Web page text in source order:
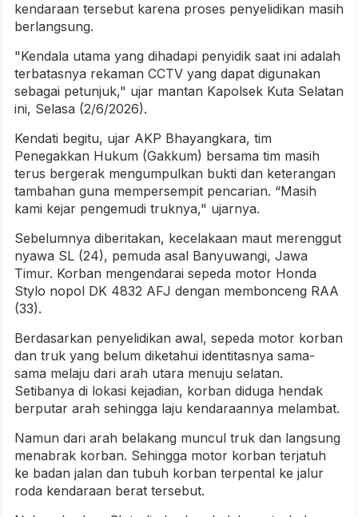
kendaraan tersebut karena proses penyelidikan masih
berlangsung.
"Kendala utama yang dihadapi penyidik saat ini adalah
terbatasnya rekaman CCTV yang dapat digunakan
sebagai petunjuk," ujar mantan Kapolsek Kuta Selatan
ini, Selasa (2/6/2026).
Kendati begitu, ujar AKP Bhayangkara, tim
Penegakkan Hukum (Gakkum) bersama tim masih
terus bergerak mengumpulkan bukti dan keterangan
tambahan guna mempersempit pencarian. “Masih
kami kejar pengemudi truknya," ujarnya.
Sebelumnya diberitakan, kecelakaan maut merenggut
nyawa SL (24), pemuda asal Banyuwangi, Jawa
Timur. Korban mengendarai sepeda motor Honda
Stylo nopol DK 4832 AFJ dengan membonceng RAA
(33).
Berdasarkan penyelidikan awal, sepeda motor korban
dan truk yang belum diketahui identitasnya sama-
sama melaju dari arah utara menuju selatan.
Setibanya di lokasi kejadian, korban diduga hendak
berputar arah sehingga laju kendaraannya melambat.
Namun dari arah belakang muncul truk dan langsung
menabrak korban. Sehingga motor korban terjatuh
ke badan jalan dan tubuh korban terpental ke jalur
roda kendaraan berat tersebut.